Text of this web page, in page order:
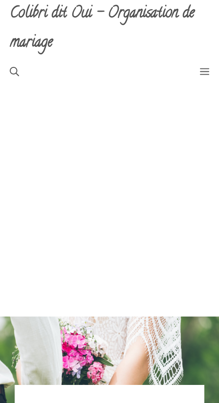
AllerColibri dit Oui - Organisation de
mariage